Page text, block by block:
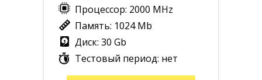
Процессор: 2000 MHz
Память: 1024 Mb
Диск: 30 Gb
Тестовый период: нет